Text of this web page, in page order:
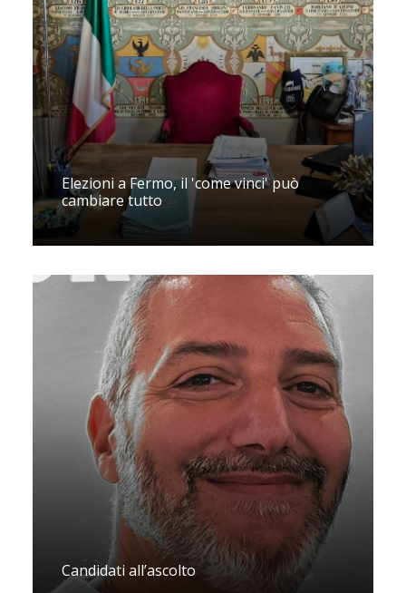
Elezioni a Fermo, il 'come vinci' può
cambiare tutto
Candidati all’ascolto